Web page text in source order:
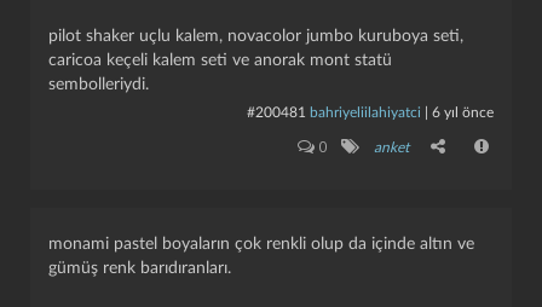
pilot shaker uçlu kalem, novacolor jumbo kuruboya seti,
caricoa keçeli kalem seti ve anorak mont statü
sembolleriydi.
#200481 bahriyeliilahiyatci 6 yıl önce
0 anket
monami pastel boyaların çok renkli olup da içinde altın ve
gümüş renk barıdıranları.